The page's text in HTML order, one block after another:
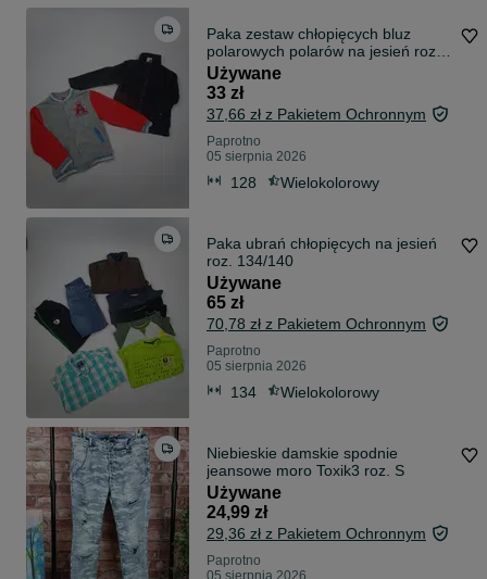
Paka zestaw chłopięcych bluz
polarowych polarów na jesień roz.
128
Używane
33 zł
37,66 zł z Pakietem Ochronnym
Paprotno
05 sierpnia 2026
128 Wielokolorowy
Paka ubrań chłopięcych na jesień
roz. 134/140
Używane
65 zł
70,78 zł z Pakietem Ochronnym
Paprotno
05 sierpnia 2026
134 Wielokolorowy
Niebieskie damskie spodnie
jeansowe moro Toxik3 roz. S
Używane
24,99 zł
29,36 zł z Pakietem Ochronnym
Paprotno